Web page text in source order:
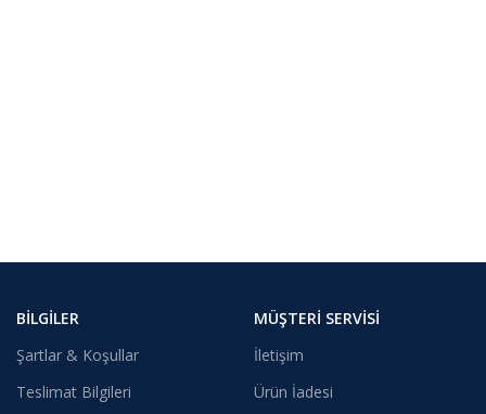
BILGILER
Şartlar & Koşullar
Teslimat Bilgileri
MÜŞTERI SERVISI
İletişim
Ürün İadesi